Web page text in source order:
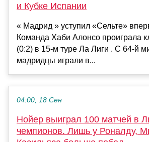
и Кубке Испании
« Мадрид » уступил «Сельте»
Команда Хаби Алонсо проиграла
(0:2) в 15-м туре Ла Лиги . С 64-й
мадридцы играли в...
04:00, 18 Сен
Нойер выиграл 100 матчей в
чемпионов. Лишь у Роналду,